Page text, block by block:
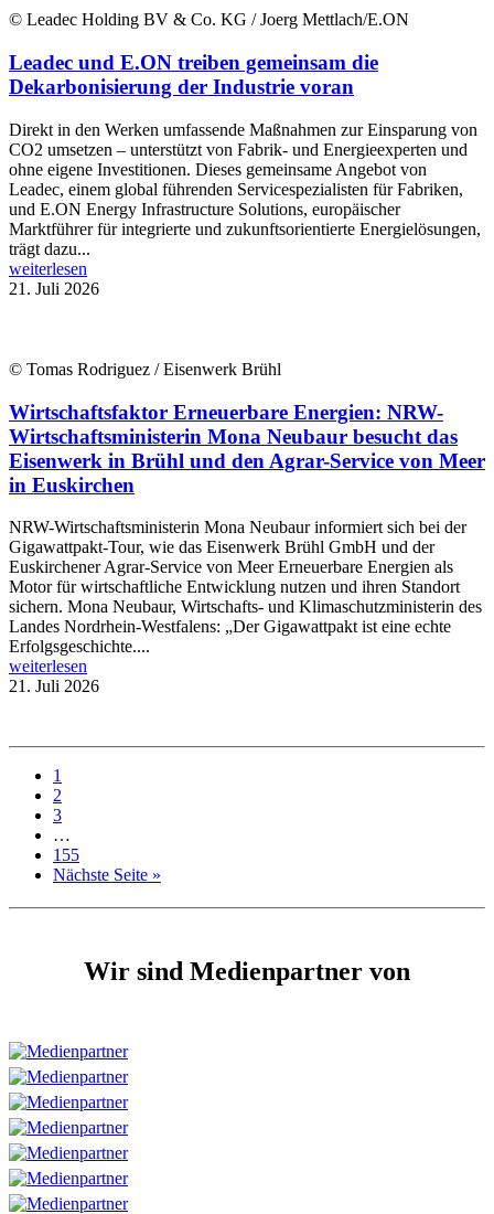
© Leadec Holding BV & Co. KG / Joerg Mettlach/E.ON
Leadec und E.ON treiben gemeinsam die
Dekarbonisierung der Industrie voran
Direkt in den Werken umfassende Maßnahmen zur Einsparung von
CO2 umsetzen – unterstützt von Fabrik- und Energieexperten und
ohne eigene Investitionen. Dieses gemeinsame Angebot von
Leadec, einem global führenden Servicespezialisten für Fabriken,
und E.ON Energy Infrastructure Solutions, europäischer
Marktführer für integrierte und zukunftsorientierte Energielösungen,
trägt dazu...
weiterlesen
21. Juli 2026
© Tomas Rodriguez / Eisenwerk Brühl
Wirtschaftsfaktor Erneuerbare Energien: NRW-
Wirtschaftsministerin Mona Neubaur besucht das
Eisenwerk in Brühl und den Agrar-Service von Meer
in Euskirchen
NRW-Wirtschaftsministerin Mona Neubaur informiert sich bei der
Gigawattpakt-Tour, wie das Eisenwerk Brühl GmbH und der
Euskirchener Agrar-Service von Meer Erneuerbare Energien als
Motor für wirtschaftliche Entwicklung nutzen und ihren Standort
sichern. Mona Neubaur, Wirtschafts- und Klimaschutzministerin des
Landes Nordrhein-Westfalens: „Der Gigawattpakt ist eine echte
Erfolgsgeschichte....
weiterlesen
21. Juli 2026
1
2
3
…
155
Nächste Seite »
Wir sind Medienpartner von